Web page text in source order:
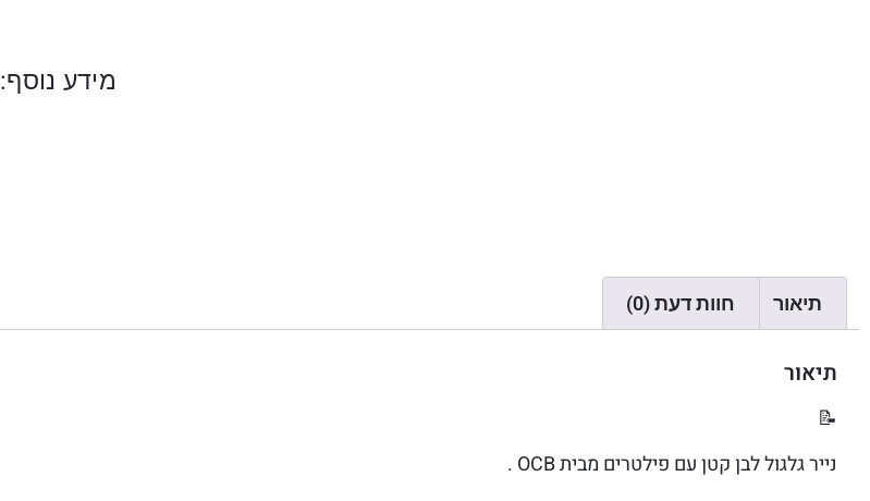
מידע נוסף:
תיאור חוות דעת (0)
תיאור
📝
נייר גלגול לבן קטן עם פילטרים מבית OCB .